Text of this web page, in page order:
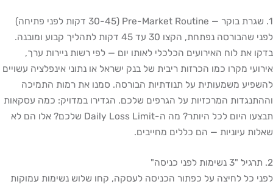
1. שגרת בוקר — Pre-Market Routine (30-45 דקות לפני פתיחה)
לפני שהבורסה נפתחת, הקצו 30 עד 45 דקות לתהליך קבוע ומובנה.
בדקו את לוח האירועים הכלכלי לאותו יום — לפי רשות ניירות ערך,
אירועי מקרו כמו הכרזות ריבית של בנק ישראל או נתוני אינפלציה עשויים
להשפיע משמעותית על תנודתיות הבורסה. סמנו את רמות התמיכה
וההתנגדות המרכזיות על הגרפים שלכם. הגדירו במדויק: כמה עסקאות
תבצעו היום לכל היותר? מה ה-Daily Loss Limit שלכם? אלו הם לא
שאלות עיוניות — הם כללים מחייבים.
2. תרגיל "3 נשימות לפני כניסה"
לפני כל לחיצה על כפתור הכניסה לעסקה, קחו שלוש נשימות עמוקות